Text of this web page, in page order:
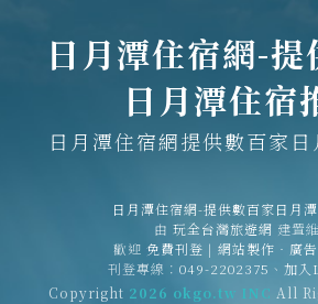
日月潭住宿網-提
日月潭住宿
日月潭住宿網提供數百家
日月潭住宿網-提供數百家日月
由 玩全台灣旅遊網 建置
歡迎 免費刊登 | 網站製作‧廣
刊登專線： 049-2202375 、 加入
Copyright 2026 okgo.tw INC All